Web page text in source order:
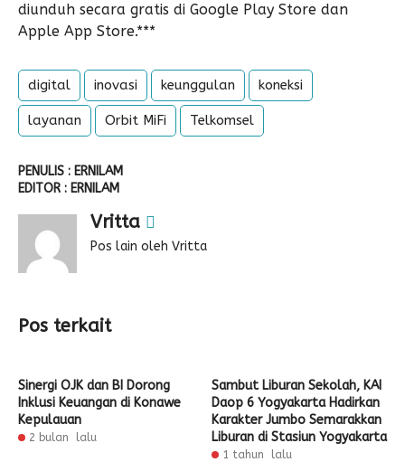
diunduh secara gratis di Google Play Store dan
Apple App Store.***
digital inovasi keunggulan koneksi
layanan Orbit MiFi Telkomsel
PENULIS : ERNILAM
EDITOR : ERNILAM
Vritta
Pos lain oleh Vritta
Pos terkait
Sinergi OJK dan BI Dorong
Inklusi Keuangan di Konawe
Kepulauan
2 bulan lalu
Sambut Liburan Sekolah, KAI
Daop 6 Yogyakarta Hadirkan
Karakter Jumbo Semarakkan
Liburan di Stasiun Yogyakarta
1 tahun lalu